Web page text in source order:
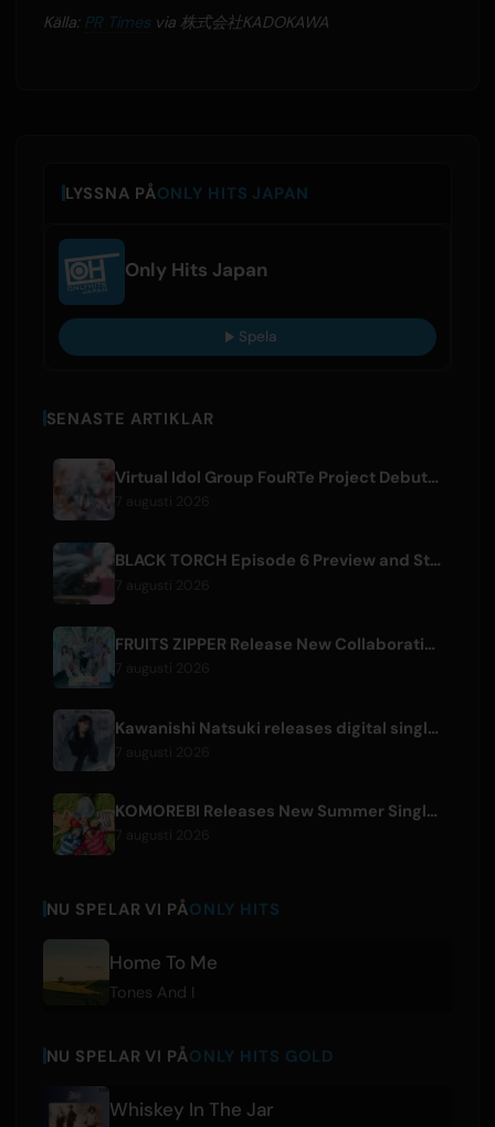
Källa: PR Timesvia 株式会社KADOKAWA
LYSSNA PÅONLY HITS JAPAN
Only Hits Japan
Spela
SENASTE ARTIKLAR
Virtual Idol Group FouRTe Project Debuts with 'ALL IN' Album Produced by m-flo's ☆Taku Takahashi
BLACK TORCH Episode 6 Preview and Streaming Details
FRUITS ZIPPER Release New Collaboration Song '1,2,3,FOOOOUR'
Kawanishi Natsuki releases digital single 'Sayonara wa Ichiban Kirei na Atashi de'
KOMOREBI Releases New Summer Single 'Letsu Natsu'
NU SPELAR VI PÅONLY HITS
Home To Me
Tones And I
NU SPELAR VI PÅONLY HITS GOLD
Whiskey In The Jar